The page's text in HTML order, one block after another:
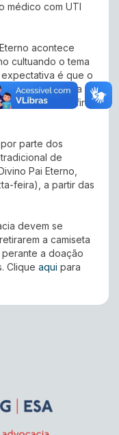
médico com UTI
acontece
cultuando o tema
expectativa é que o
receba cerca
Confira
parte dos
de
Pai Eterno,
feira), a partir das
devem se
a camiseta
a doação
Clique aqui para